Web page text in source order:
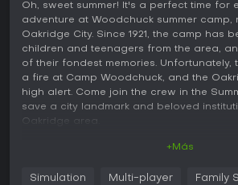
Oh, sweet summer! It's a perfect time for
adventure at Woodchuck summer camp,
Oakridge City. Since 1921, the camp has
children and teenagers from the area,
of their fondest memories.
a fire at Camp Woodchuck, and the
high alert. Come join the crew in the
save a city landmark and beloved
Oakridge area.
The Summer Camp DLC includes:
A new environment
+Más
Simulation Multi-player Family